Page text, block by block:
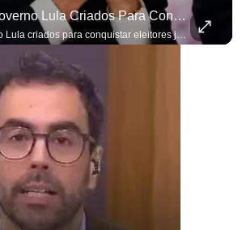
Programas Do Governo Lula Criados Para Conquistar Eleitores Já Não Têm Mais O Mesmo Efeito
Programas do governo Lula criados para conquistar eleitores já não têm o mesmo efeito de campanhas anteriores. #OAntagonista Se você busca informação com credibilidade, inscreva-se agora e ative o